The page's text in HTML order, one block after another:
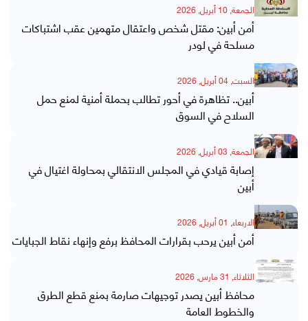
الجمعة, 10 أبريل, 2026
أمن أبين: مقتل شخص واعتقال متهمين عقب اشتباكات
مسلحة في لودر
السبت, 04 أبريل, 2026
أبين.. تظاهرة في أحور تطالب بحملة أمنية لمنع حمل
السلاح في السوق
الجمعة, 03 أبريل, 2026
إصابة قيادي في المجلس الانتقالي بمحاولة اغتيال في
أبين
الاربعاء, 01 أبريل, 2026
أمن أبين يرحب بقرارات المحافظ برفع وإنهاء نقاط الجبايات
الثلاثاء, 31 مارس, 2026
محافظ أبين يصدر توجيهات صارمة بمنع قطع الطرق
والخطوط العامة